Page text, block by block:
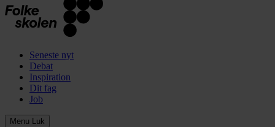
Seneste nyt
Debat
Inspiration
Dit fag
Job
Menu Luk